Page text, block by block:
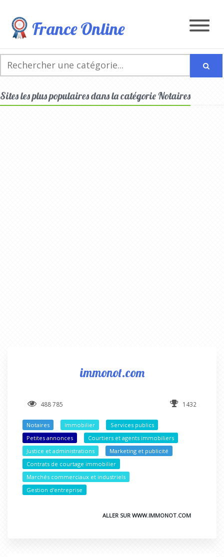
France Online
Sites les plus populaires dans la catégorie Notaires
immonot.com
488 785 1432
Notaires Immobilier
Services publics
Petites annonces
Courtiers et agents immobiliers
Justice et administrations
Marketing et publicité
Contrats de courtage immobilier
Marchés commerciaux et industriels
Gestion d'entreprise
ALLER SUR WWW.IMMONOT.COM